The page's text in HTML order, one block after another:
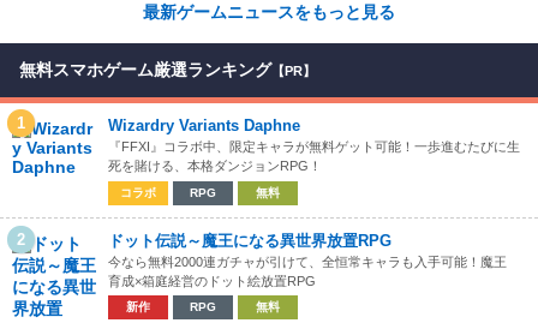
最新ゲームニュースをもっと見る
無料スマホゲーム厳選ランキング 【PR】
1 Wizardry Variants Daphne
『FFXI』コラボ中、限定キャラが無料ゲット可能！一歩進むたびに生
死を賭ける、本格ダンジョンRPG！
コラボ RPG 無料
2 ドット伝説～魔王になる異世界放置RPG
今なら無料2000連ガチャが引けて、全恒常キャラも入手可能！魔王
育成×箱庭経営のドット絵放置RPG
新作 RPG 無料